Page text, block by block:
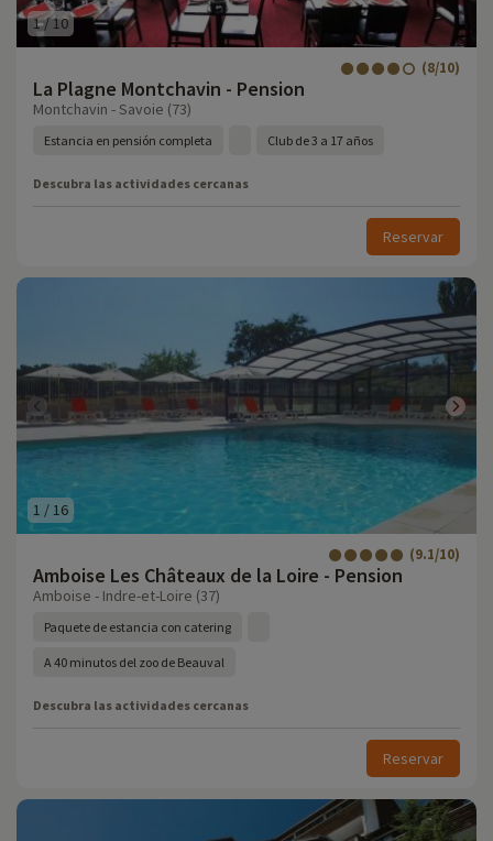
1/10
La Plagne Montchavin - Pension
(8/10)
Montchavin - Savoie (73)
Estancia en pensión completa Club de 3 a 17 años
Descubra las actividades cercanas
Reservar
1 /16
Amboise Les Châteaux de la Loire - Pension
(9.1/10)
Amboise - Indre-et-Loire (37)
Paquete de estancia con catering
A 40 minutos del zoo de Beauval
Descubra las actividades cercanas
Reservar